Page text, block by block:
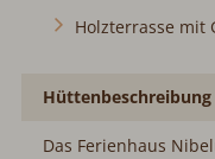
Holzterrasse mit
Hüttenbeschreibung
Das Ferienhaus